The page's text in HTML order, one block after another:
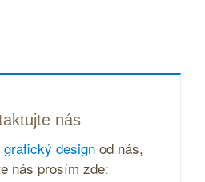
nás
grafický design od nás,
nás prosím zde: